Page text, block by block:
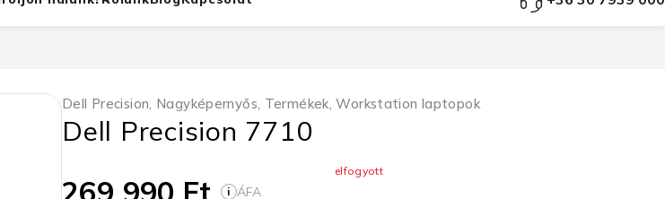
Dell Precision, Nagyképernyős, Termékek,Workstation laptopok
Dell Precision 7710
elfogyott
i ÁFA